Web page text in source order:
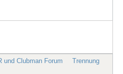
und Clubman Forum
Trennung